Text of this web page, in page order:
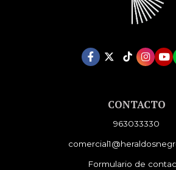
CONTACTO
963033330
Formulario de